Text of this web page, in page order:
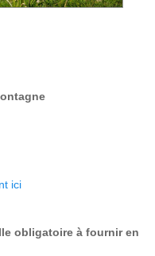
ici
obligatoire à fournir en